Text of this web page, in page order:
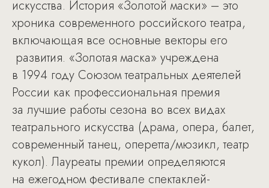
искусства. История «Золотой маски» – это
хроника современного российского театра,
включающая все основные векторы его
развития. «Золотая маска» учреждена
в 1994 году Союзом театральных деятелей
России как профессиональная премия
за лучшие работы сезона во всех видах
театрального искусства (драма, опера, балет,
современный танец, оперетта/мюзикл, театр
кукол). Лауреаты премии определяются
на ежегодном фестивале спектаклей-